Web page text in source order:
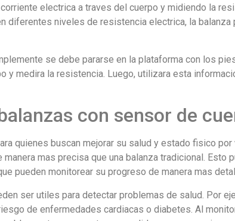
electrica a traves del cuerpo y midiendo la
diferentes niveles de resistencia electrica, la balanza
se debe pararse en la plataforma con los
y medira la resistencia. Luego, utilizara esta
con sensor de
quienes buscan mejorar su salud y estado fisico por
mas precisa que una balanza tradicional. Esto
pueden monitorear su progreso de manera mas
ser utiles para detectar problemas de salud. Por
de enfermedades cardiacas o diabetes. Al